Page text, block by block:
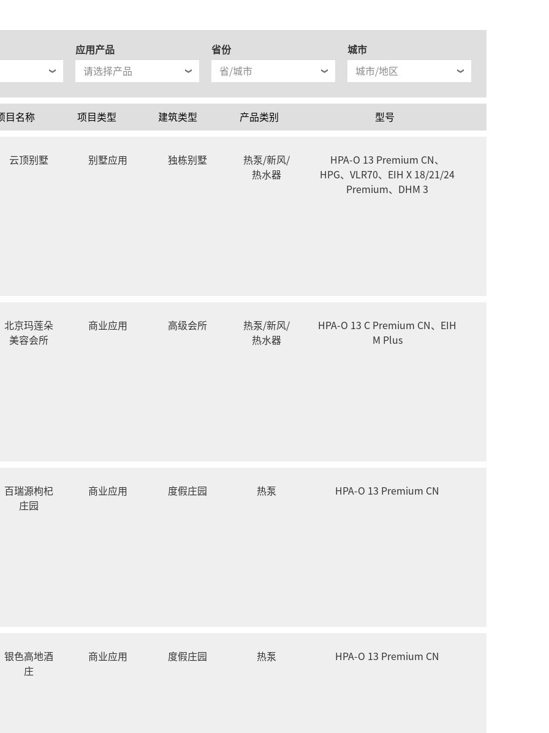
应用产品 省份 城市
目名称 项目类型 建筑类型 产品类别 型号
云顶别墅 别墅应用 独栋别墅
热泵/新风/
热水器
HPA-O 13 Premium CN、
HPG、VLR70、EIH X 18/21/24
Premium、DHM 3
北京玛莲朵
美容会所
商业应用 高级会所
热泵/新风/
热水器
HPA-O 13 C Premium CN、EIH
M Plus
百瑞源枸杞
庄园
商业应用 度假庄园 热泵 HPA-O 13 Premium CN
银色高地酒
庄
商业应用 度假庄园 热泵 HPA-O 13 Premium CN